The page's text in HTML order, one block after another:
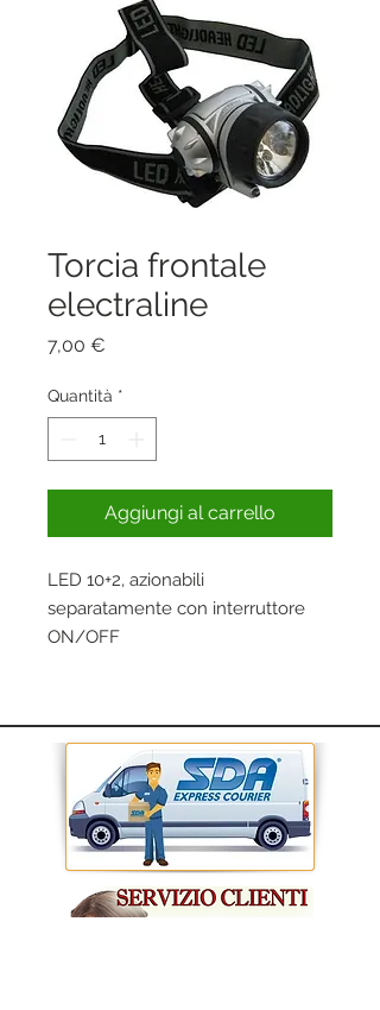
Torcia frontale
electraline
7,00 €
Quantità *
Aggiungi al carrello
LED 10+2, azionabili
separatamente con interruttore
ON/OFF
Dimensioni cm 17,4x11,4x8,8